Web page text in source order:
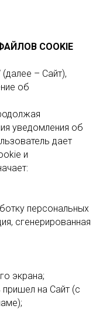
COOKIE
– Сайт),
об
уведомления об
дает
и
персональных
сгенерированная
экрана;
пришел на Сайт (с